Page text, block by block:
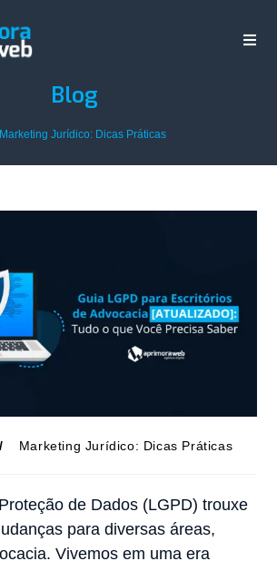
Blog
Marketing Jurídico: Dicas Práticas
Marketing Jurídico: Dicas Práticas
de Dados (LGPD) trouxe
para diversas áreas,
Vivemos em uma era